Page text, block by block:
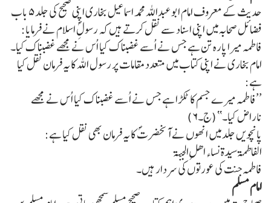
حدیث کے معروف امام ابو عبداللہ محمد اسماعیل بخاری اپنی صحیح کی جلد۵ باب
فضائل صحابہ میں اپنی اسناد سے نقل کرتے ہیں کہ رسولِؐ اسلام نے فرمایا:
فاطمہ میرا پارہ تن ہے جس نے اُسے غضبناک کیا اُس نے مجھے غضبناک کیا۔
امام بخاری نے اپنی کتاب میں متعدد مقامات پر رسول اللہ کا یہ فرمان نقل کیا
ہے:
’’فاطمہ میرے جسم کا ٹکڑا ہے جس نے اُسے غضبناک کیا اُس نے مجھے
ناراض کیا۔‘‘ (ج۔۶)
پانچویں جلد میں انھوں نے آنحضرتؐ کا یہ فرمان بھی نقل کیا ہے:
الفاطمۃ سیدۃ نساء اھلِ الجنّۃ
فاطمہ جنت کی عورتوں کی سردار ہیں۔
امام مسلم